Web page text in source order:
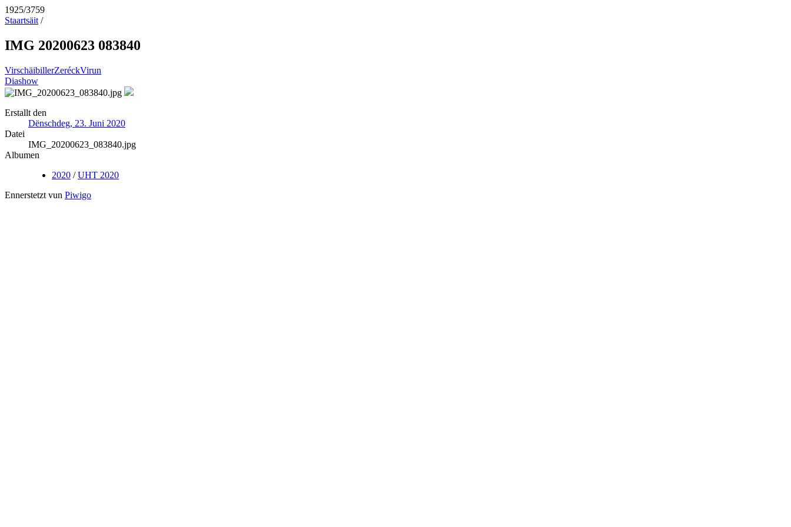
1925/3759
Staartsäit /
IMG 20200623 083840
VirschäibillerZeréckVirun
Diashow
Erstallt den
Dënschdeg, 23. Juni 2020
Datei
IMG_20200623_083840.jpg
Albumen
2020 /UHT 2020
Ennerstetzt vun Piwigo